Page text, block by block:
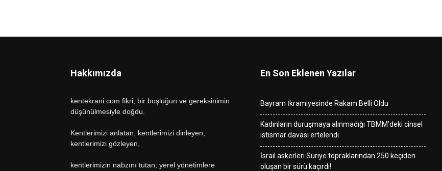
Hakkımızda
kentekrani.com fikri, bir boşluğun ve gereksinimin
düşünülmesiyle doğdu.
Kentlerimizi anlatan, kentlerimizi dinleyen,
kentlerimizi gözleyen,
kentlerimizin nabzını tutan; yerel yönetimlere
En Son Eklenen Yazılar
Bayram İkramiyesinde Rakam Belli Oldu
Kadınların duruşmaya alınmadığı TBMM’deki cinsel
istismar davası ertelendi
İsrail askerleri Suriye topraklarından 250 keçiden
oluşan bir sürü kaçırdı!